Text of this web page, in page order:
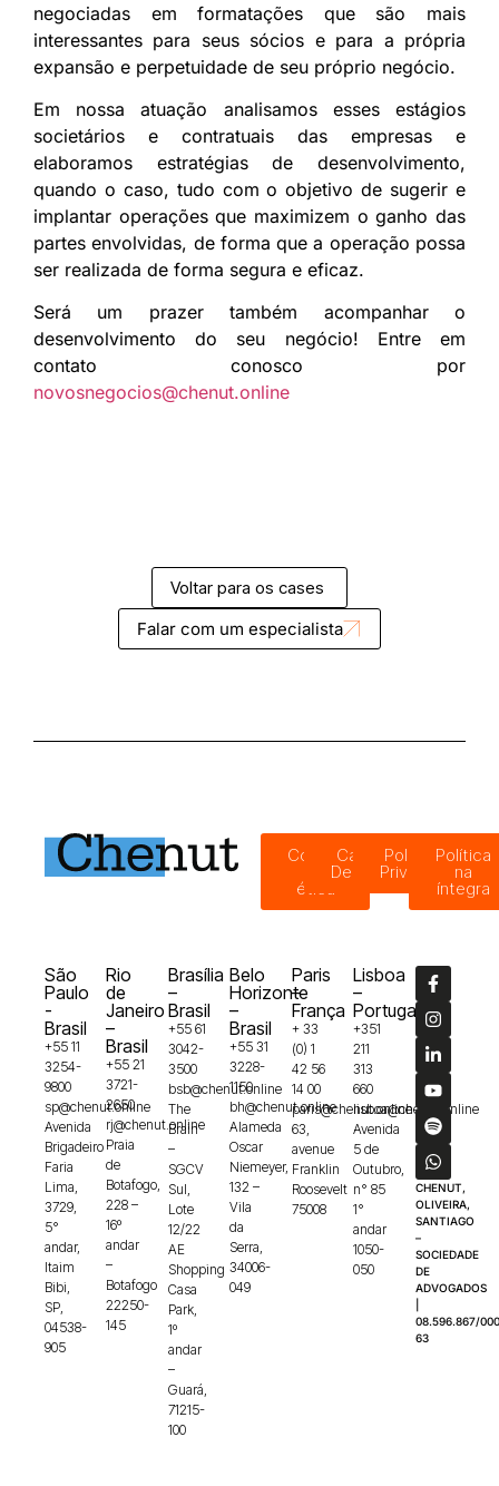
negociadas em formatações que são mais
interessantes para seus sócios e para a própria
expansão e perpetuidade de seu próprio negócio.
Em nossa atuação analisamos esses estágios
societários e contratuais das empresas e
elaboramos estratégias de desenvolvimento,
quando o caso, tudo com o objetivo de sugerir e
implantar operações que maximizem o ganho das
partes envolvidas, de forma que a operação possa
ser realizada de forma segura e eficaz.
Será um prazer também acompanhar o
desenvolvimento do seu negócio! Entre em
contato conosco por
novosnegocios@chenut.online
Voltar para os cases
Falar com um especialista
Código
ética
Canal de
Denúncias
Política de
Privacidade
Política
na
íntegra
São
Paulo
-
Brasil
+55 11
3254-
9800
sp@chenut.online
Avenida
Brigadeiro
Faria
Lima,
3729,
5°
andar,
Itaim
Bibi,
SP,
04538-
905
Rio
de
Janeiro
–
Brasil
+55 21
3721-
2650
rj@chenut.online
Praia
de
Botafogo,
228 –
16º
andar
–
Botafogo
22250-
145
Brasília
–
Brasil
+55 61
3042-
3500
bsb@chenut.online
The
Brain
–
SGCV
Sul,
Lote
12/22
AE
Shopping
Casa
Park,
1º
andar
–
Guará,
71215-
100
Belo
Horizonte
–
Brasil
+55 31
3228-
1150
bh@chenut.online
Alameda
Oscar
Niemeyer,
132 –
Vila
da
Serra,
34006-
049
Paris
–
França
+ 33
(0) 1
42 56
14 00
paris@chenut.online
63,
avenue
Franklin
Roosevelt
75008
Lisboa
–
Portugal
+351
211
313
660
lisboa@chenut.online
Avenida
5 de
Outubro,
n° 85
1°
andar
1050-
050
CHENUT,
OLIVEIRA,
SANTIAGO
–
SOCIEDADE
DE
ADVOGADOS
08.596.867/
63